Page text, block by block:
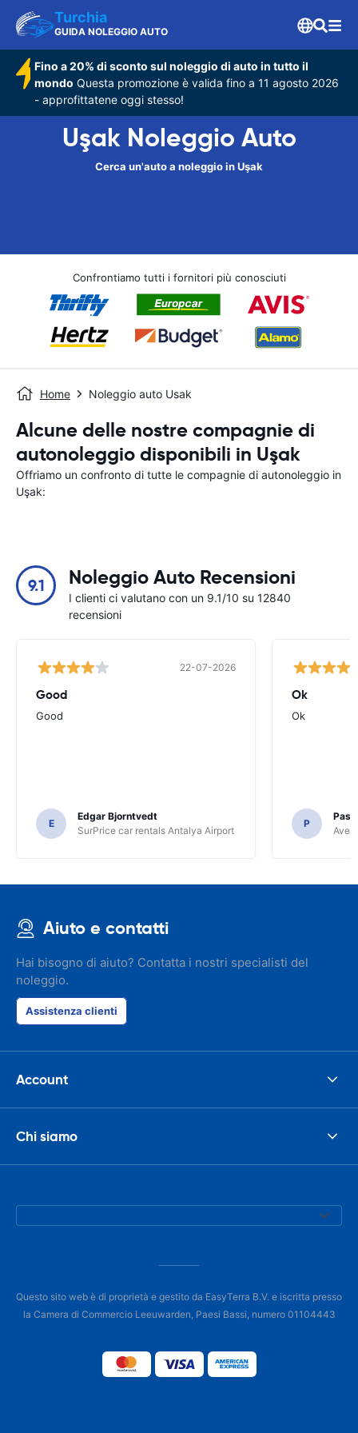
Turchia
GUIDA NOLEGGIO AUTO
Fino a 20% di sconto sul noleggio di auto in tutto il
mondo Questa promozione è valida fino a 11 agosto 2026
- approfittatene oggi stesso!
Uşak Noleggio Auto
Cerca un'auto a noleggio in Uşak
Confrontiamo tutti i fornitori più conosciuti
Home Noleggio auto Usak
Alcune delle nostre compagnie di
autonoleggio disponibili in Uşak
Offriamo un confronto di tutte le compagnie di autonoleggio in
Uşak:
9.1 Noleggio Auto Recensioni
I clienti ci valutano con un 9.1/10 su 12840
recensioni
22-07-2026
Good
Good
E
Edgar Bjorntvedt
SurPrice car rentals Antalya Airport
Ok
Ok
P
Avec
Aiuto e contatti
Hai bisogno di aiuto? Contatta i nostri specialisti del
noleggio.
Assistenza clienti
Account
Chi siamo
Questo sito web è di proprietà e gestito da EasyTerra B.V. e iscritta presso
la Camera di Commercio Leeuwarden, Paesi Bassi, numero 01104443